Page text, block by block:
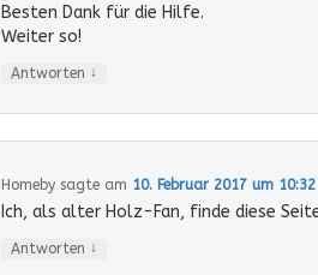
Besten Dank für die Hilfe.
Weiter so!
Antworten ↓
Homebysagte am 10. Februar 2017 um
Ich, als alter Holz-Fan, finde diese
Antworten ↓